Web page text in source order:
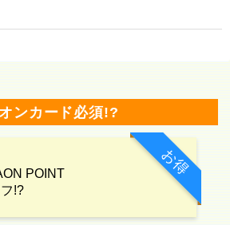
ンカード必須!?
お得
POINT
!?